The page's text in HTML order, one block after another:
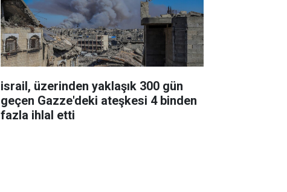
israil, üzerinden yaklaşık 300 gün
geçen Gazze'deki ateşkesi 4 binden
fazla ihlal etti